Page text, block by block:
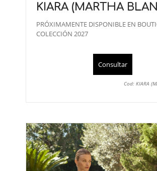
KIARA (MARTHA
PRÓXIMAMENTE DISPONIBLE EN
COLECCIÓN 2027
Consultar
Cod: KIARA